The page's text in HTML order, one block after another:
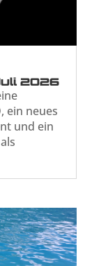
2026
ein neues
und ein